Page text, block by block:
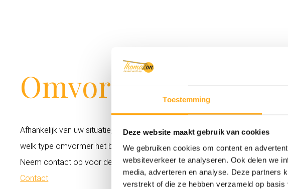
Toestemming
Deze website maakt gebruik van cookies
We gebruiken cookies om content en
websiteverkeer te analyseren. Ook delen we
media, adverteren en analyse. Deze partners
verstrekt of die ze hebben verzameld op
Omvormers Delta
Afhankelijk van uw situatie, lengte van uw (stal)dak en het aantal
welk type omvormer het beste bij u past. Delta omvormers zijn verkrijgbaar
Neem contact op voor de mogelijkheden.
Contact